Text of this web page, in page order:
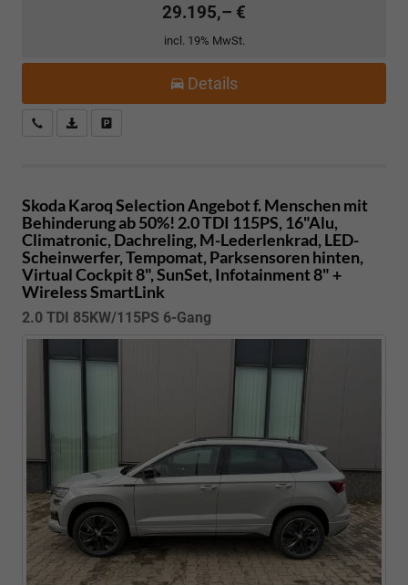
29.195,– €
incl. 19% MwSt.
Details
Kostenloser Rückruf-Service
PDF-Datei, Fahrzeugexposé drucken
Skoda KaroqSelection Angebot f. Menschen mit
Behinderung ab 50%! 2.0 TDI 115PS, 16"Alu,
Climatronic, Dachreling, M-Lederlenkrad, LED-
Scheinwerfer, Tempomat, Parksensoren hinten,
Virtual Cockpit 8", SunSet, Infotainment 8" +
Wireless SmartLink
2.0 TDI 85KW/115PS 6-Gang